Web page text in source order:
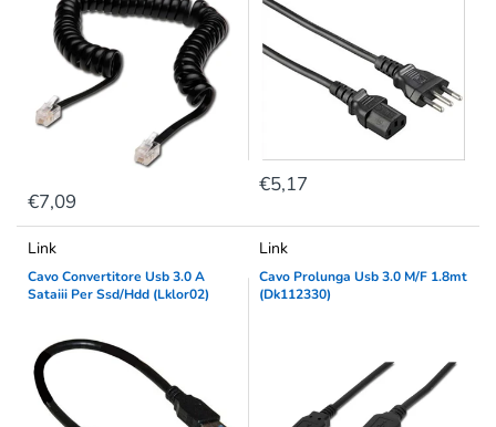
€7,09
€5,17
Link
Cavo Convertitore Usb 3.0 A
Sataiii Per Ssd/Hdd (Lklor02)
Link
Cavo Prolunga Usb 3.0 M/F 1.8mt
(Dk112330)